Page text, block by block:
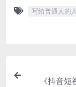
写给普通人的
《抖音